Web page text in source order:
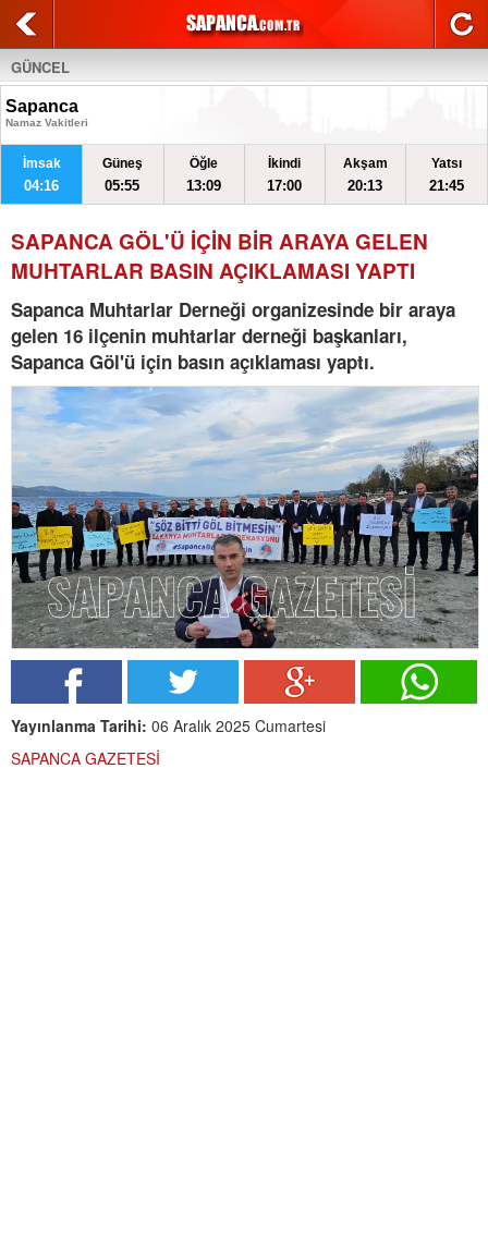
GÜNCEL
Sapanca
Namaz Vakitleri
İmsak
04:16
Güneş
05:55
Öğle
13:09
İkindi
17:00
Akşam
20:13
Yatsı
21:45
SAPANCA GÖL'Ü İÇİN BİR ARAYA GELEN
MUHTARLAR BASIN AÇIKLAMASI YAPTI
Sapanca Muhtarlar Derneği organizesinde bir araya
gelen 16 ilçenin muhtarlar derneği başkanları,
Sapanca Göl'ü için basın açıklaması yaptı.
Yayınlanma Tarihi: 06 Aralık 2025 Cumartesi
SAPANCA GAZETESİ